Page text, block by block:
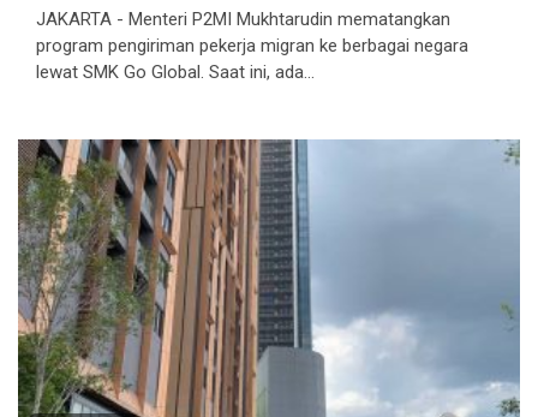
JAKARTA - Menteri P2MI Mukhtarudin mematangkan
program pengiriman pekerja migran ke berbagai negara
lewat SMK Go Global. Saat ini, ada...